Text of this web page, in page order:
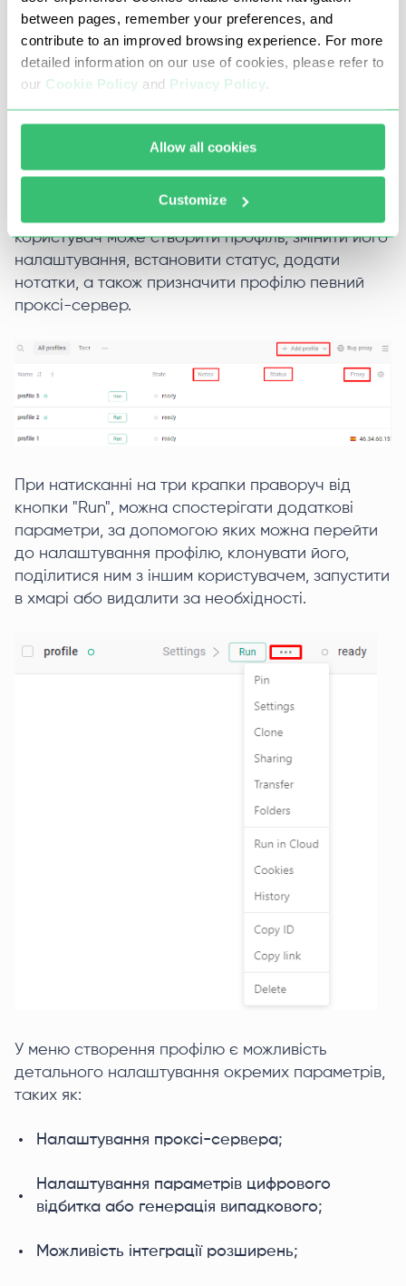
between pages, remember your preferences, and
contribute to an improved browsing experience. For more
detailed information on our use of cookies, please refer to
our Cookie Policy and Privacy Policy.
Allow all cookies
Customize
Ефективне управління браузером GoLogin
забезпечується завдяки зручному інтерфейсу.
Розглянемо детальніше основні вкладки та
Профілі браузера
Основна сторінка для роботи з профілями
користувач може створити профіль, змінити його
налаштування, встановити статус, додати
нотатки, а також призначити профілю певний
проксі-сервер.
При натисканні на три крапки праворуч від
кнопки "Run", можна спостерігати додаткові
параметри, за допомогою яких можна перейти
до налаштування профілю, клонувати його,
поділитися ним з іншим користувачем, запустити
в хмарі або видалити за необхідності.
У меню створення профілю є можливість
детального налаштування окремих параметрів,
таких як:
Налаштування проксі-сервера;
Налаштування параметрів цифрового
відбитка або генерація випадкового;
Можливість інтеграції розширень;